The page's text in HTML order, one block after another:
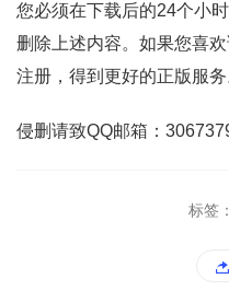
您必须在下载后的24个小
删除上述内容。如果您喜
注册，得到更好的正版服务
侵删请致QQ邮箱：
标签：